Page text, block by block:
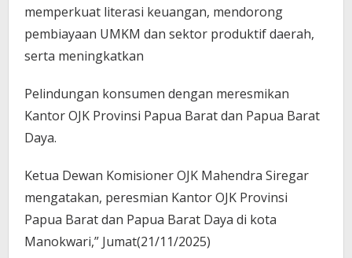
memperkuat literasi keuangan, mendorong
pembiayaan UMKM dan sektor produktif daerah,
serta meningkatkan
Pelindungan konsumen dengan meresmikan
Kantor OJK Provinsi Papua Barat dan Papua Barat
Daya.
Ketua Dewan Komisioner OJK Mahendra Siregar
mengatakan, peresmian Kantor OJK Provinsi
Papua Barat dan Papua Barat Daya di kota
Manokwari,” Jumat(21/11/2025)